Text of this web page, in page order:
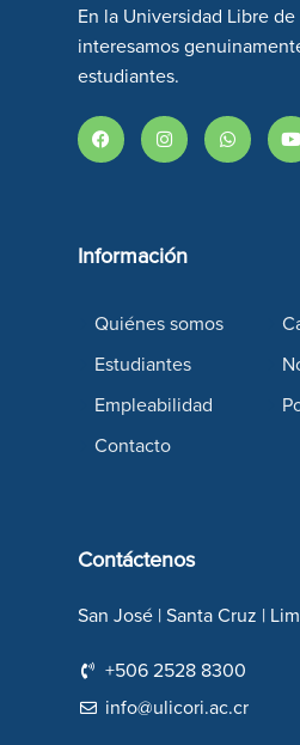
En la Universidad Libre
interesamos
estudiantes.
Información
Quiénes somos
Estudiantes
Empleabilidad
Contacto
Contáctenos
San José | Santa Cruz |
+506 2528 8300
info@ulicori.ac.cr